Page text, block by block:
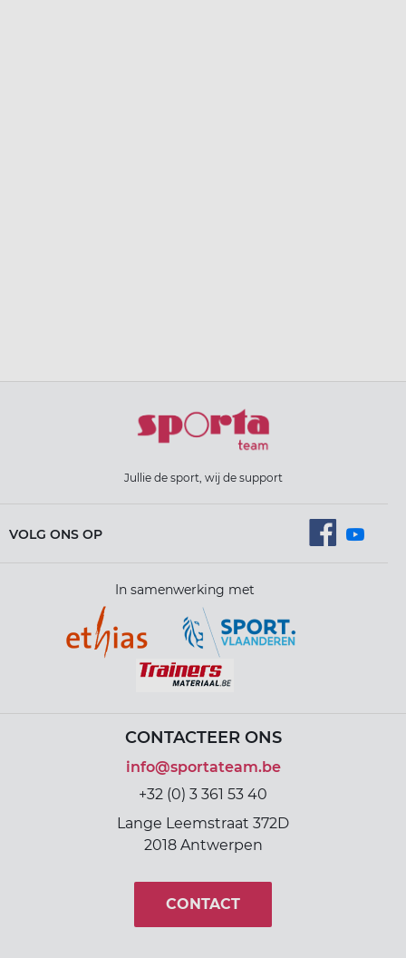
Jullie de sport, wij de support
VOLG ONS OP
In samenwerking met
CONTACTEER ONS
info@sportateam.be
+32 (0) 3 361 53 40
Lange Leemstraat 372D
2018 Antwerpen
CONTACT